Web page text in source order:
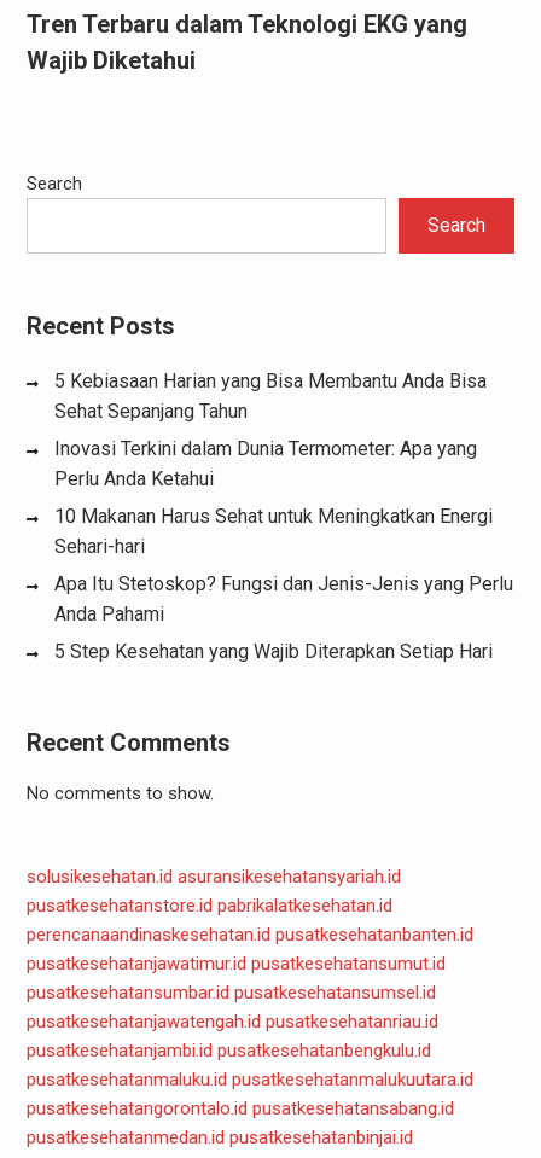
Tren Terbaru dalam Teknologi EKG yang
Wajib Diketahui
Search
Search
Recent Posts
5 Kebiasaan Harian yang Bisa Membantu Anda Bisa
Sehat Sepanjang Tahun
Inovasi Terkini dalam Dunia Termometer: Apa yang
Perlu Anda Ketahui
10 Makanan Harus Sehat untuk Meningkatkan Energi
Sehari-hari
Apa Itu Stetoskop? Fungsi dan Jenis-Jenis yang Perlu
Anda Pahami
5 Step Kesehatan yang Wajib Diterapkan Setiap Hari
Recent Comments
No comments to show.
solusikesehatan.id asuransikesehatansyariah.id
pusatkesehatanstore.id pabrikalatkesehatan.id
perencanaandinaskesehatan.id pusatkesehatanbanten.id
pusatkesehatanjawatimur.id pusatkesehatansumut.id
pusatkesehatansumbar.id pusatkesehatansumsel.id
pusatkesehatanjawatengah.id pusatkesehatanriau.id
pusatkesehatanjambi.id pusatkesehatanbengkulu.id
pusatkesehatanmaluku.id pusatkesehatanmalukuutara.id
pusatkesehatangorontalo.id pusatkesehatansabang.id
pusatkesehatanmedan.id pusatkesehatanbinjai.id